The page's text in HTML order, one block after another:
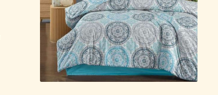
Σεντόνια ΣετΣύνδεση